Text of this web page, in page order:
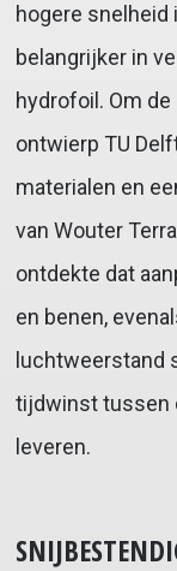
hogere snelheid
belangrijker in
hydrofoil. Om
ontwierp TU
materialen en
van Wouter
ontdekte dat
en benen,
luchtweerstand
tijdwinst tussen
leveren.